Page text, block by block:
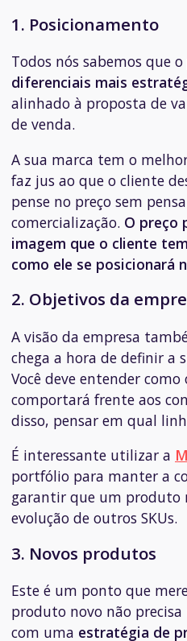
1. Posicionamento
Todos nós sabemos que o
diferenciais mais
alinhado à proposta de
de venda.
A sua marca tem o
faz jus ao que o cliente
pense no preço sem
comercialização. O preço
imagem que o cliente
como ele se posicionará
2. Objetivos da
A visão da empresa
chega a hora de definir a
Você deve entender
comportará frente aos
disso, pensar em qual
É interessante utilizar a
portfólio para manter a
garantir que um produto
evolução de outros SKUs.
3. Novos produtos
Este é um ponto que
produto novo não
com uma estratégia de